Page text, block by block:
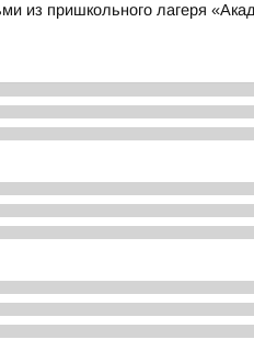
из пришкольного лагеря